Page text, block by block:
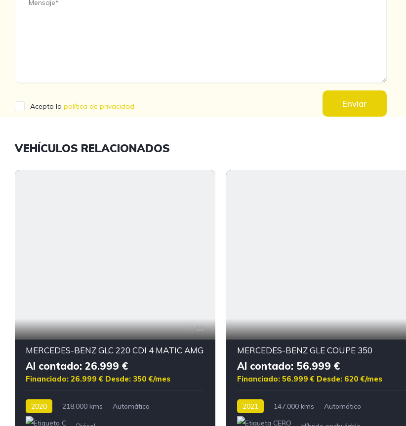
Acepto la política de privacidad Enviar
VEHÍCULOS RELACIONADOS
15
MERCEDES-BENZ GLC 220 CDI 4 MATIC AMG
Al contado: 26.999 €
Financiado: 26.999 € Desde: 350 €/mes
2020 218.000 kms Automático
MERCEDES-BENZ GLE COUPE 350
Al contado: 56.999 €
Financiado: 56.999 € Desde: 620 €/mes
2021 147.000 kms Automático